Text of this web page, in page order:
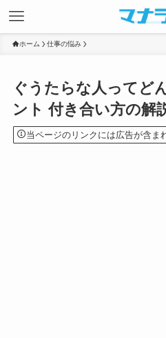
ホーム 仕事の悩み
ぐうたらな人ってど
ント 付き合い方の解
当ページのリンクには広告が含ま